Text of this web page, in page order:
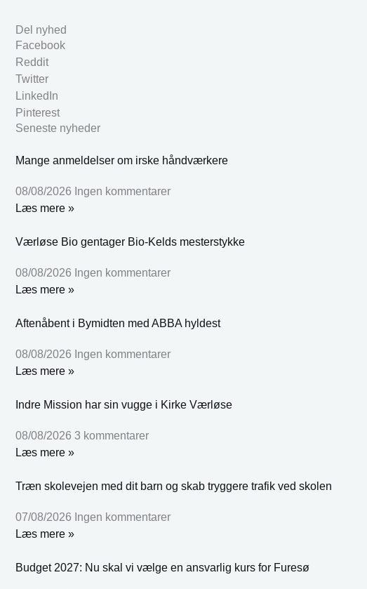
Del nyhed
Facebook
Reddit
Twitter
LinkedIn
Pinterest
Seneste nyheder
Mange anmeldelser om irske håndværkere
08/08/2026 Ingen kommentarer
Læs mere »
Værløse Bio gentager Bio-Kelds mesterstykke
08/08/2026 Ingen kommentarer
Læs mere »
Aftenåbent i Bymidten med ABBA hyldest
08/08/2026 Ingen kommentarer
Læs mere »
Indre Mission har sin vugge i Kirke Værløse
08/08/2026 3 kommentarer
Læs mere »
Træn skolevejen med dit barn og skab tryggere trafik ved skolen
07/08/2026 Ingen kommentarer
Læs mere »
Budget 2027: Nu skal vi vælge en ansvarlig kurs for Furesø